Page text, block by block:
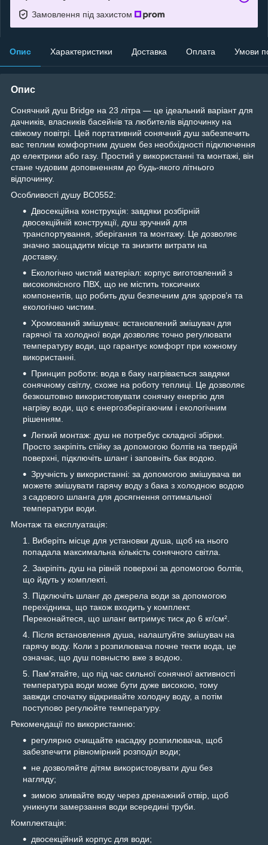
Замовлення під захистом
Опис Характеристики Доставка Оплата Умови
Опис
Сонячний душ Bridge на 23 літра — це ідеальний варіант для
дачників, власників басейнів та любителів відпочинку на
свіжому повітрі. Цей портативний сонячний душ забезпечить
вас теплим комфортним душем без необхідності підключення
до електрики або газу. Простий у використанні та монтажі, він
стане чудовим доповненням до будь-якого літнього
відпочинку.
Особливості душу BC0552:
Двосекційна конструкція: завдяки розбірній
двосекційній конструкції, душ зручний для
транспортування, зберігання та монтажу. Це дозволяє
значно заощадити місце та знизити витрати на
доставку.
Екологічно чистий матеріал: корпус виготовлений з
високоякісного ПВХ, що не містить токсичних
компонентів, що робить душ безпечним для здоров’я та
екологічно чистим.
Хромований змішувач: встановлений змішувач для
гарячої та холодної води дозволяє точно регулювати
температуру води, що гарантує комфорт при кожному
використанні.
Принцип роботи: вода в баку нагрівається завдяки
сонячному світлу, схоже на роботу теплиці. Це дозволяє
безкоштовно використовувати сонячну енергію для
нагріву води, що є енергозберігаючим і екологічним
рішенням.
Легкий монтаж: душ не потребує складної збірки.
Просто закріпіть стійку за допомогою болтів на твердій
поверхні, підключіть шланг і заповніть бак водою.
Зручність у використанні: за допомогою змішувача ви
можете змішувати гарячу воду з бака з холодною водою
з садового шланга для досягнення оптимальної
температури води.
Монтаж та експлуатація:
Виберіть місце для установки душа, щоб на нього
попадала максимальна кількість сонячного світла.
Закріпіть душ на рівній поверхні за допомогою болтів,
що йдуть у комплекті.
Підключіть шланг до джерела води за допомогою
перехідника, що також входить у комплект.
Переконайтеся, що шланг витримує тиск до 6 кг/см².
Після встановлення душа, налаштуйте змішувач на
гарячу воду. Коли з розпилювача почне текти вода, це
означає, що душ повныстю вже з водою.
Пам'ятайте, що під час сильної сонячної активності
температура води може бути дуже високою, тому
завжди спочатку відкривайте холодну воду, а потім
поступово регулюйте температуру.
Рекомендації по використанню:
регулярно очищайте насадку розпилювача, щоб
забезпечити рівномірний розподіл води;
не дозволяйте дітям використовувати душ без
нагляду;
зимою зливайте воду через дренажний отвір, щоб
уникнути замерзання води всередині труби.
Комплектація:
двосекційний корпус для води;